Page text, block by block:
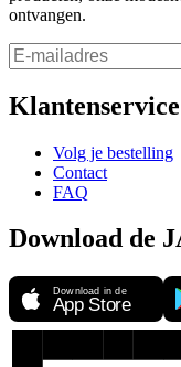
ontvangen.
Klantenservice
Volg je bestelling
Contact
FAQ
Download de